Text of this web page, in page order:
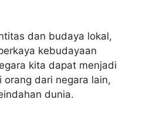
dan budaya lokal,
kebudayaan
kita dapat menjadi
orang dari negara lain,
dunia.